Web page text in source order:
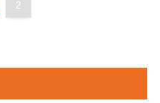
2